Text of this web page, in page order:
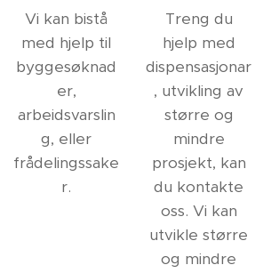
Vi kan bistå
med hjelp til
byggesøknad
er,
arbeidsvarslin
g, eller
frådelingssake
r.
Treng du
hjelp med
dispensasjonar
, utvikling av
større og
mindre
prosjekt, kan
du kontakte
oss. Vi kan
utvikle større
og mindre